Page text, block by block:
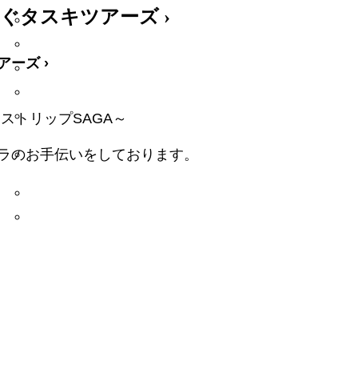
タスキツアーズ ›
ーズ ›
トリップSAGA～
お手伝いをしております。